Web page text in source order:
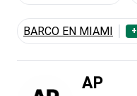
BARCO EN MIAMI +
AP